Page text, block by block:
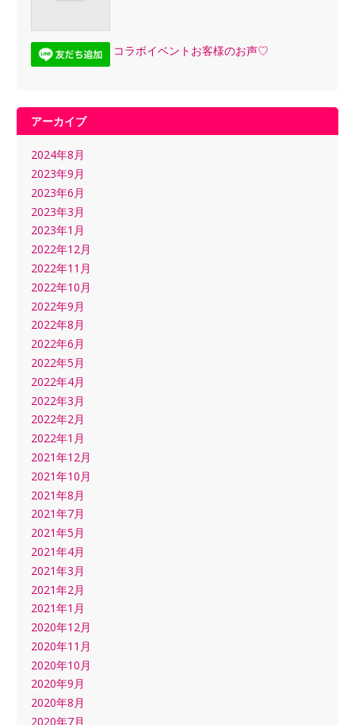
コラボイベントお客様のお声♡
アーカイブ
2024年8月
2023年9月
2023年6月
2023年3月
2023年1月
2022年12月
2022年11月
2022年10月
2022年9月
2022年8月
2022年6月
2022年5月
2022年4月
2022年3月
2022年2月
2022年1月
2021年12月
2021年10月
2021年8月
2021年7月
2021年5月
2021年4月
2021年3月
2021年2月
2021年1月
2020年12月
2020年11月
2020年10月
2020年9月
2020年8月
2020年7月